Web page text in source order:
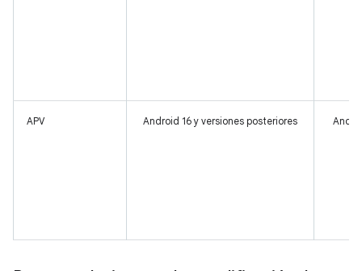
APV Android 16 y versiones posteriores